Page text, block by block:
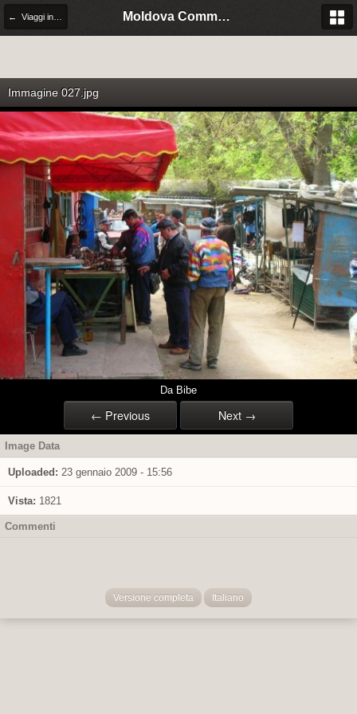
Moldova Community Italia
Immagine 027.jpg
Da Bibe
← Previous Next →
Image Data
Uploaded: 23 gennaio 2009 - 15:56
Vista: 1821
Commenti
Versione completa Italiano